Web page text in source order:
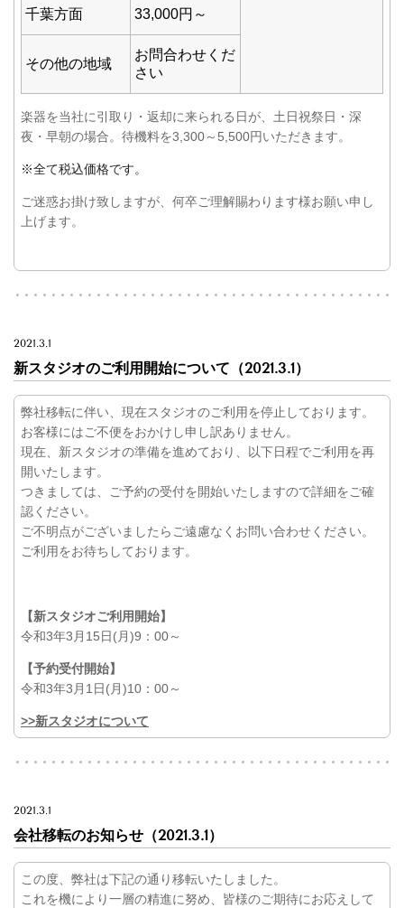
千葉方面 33,000円～
その他の地域
お問合わせくだ
さい
楽器を当社に引取り・返却に来られる日が、土日祝祭日・深
夜・早朝の場合。待機料を3,300～5,500円いただきます。
※全て税込価格です。
ご迷惑お掛け致しますが、何卒ご理解賜わります様お願い申し
上げます。
2021.3.1
新スタジオのご利用開始について（2021.3.1）
弊社移転に伴い、現在スタジオのご利用を停止しております。
お客様にはご不便をおかけし申し訳ありません。
現在、新スタジオの準備を進めており、以下日程でご利用を再
開いたします。
つきましては、ご予約の受付を開始いたしますので詳細をご確
認ください。
ご不明点がございましたらご遠慮なくお問い合わせください。
ご利用をお待ちしております。
【新スタジオご利用開始】
令和3年3月15日(月)9：00～
【予約受付開始】
令和3年3月1日(月)10：00～
>>新スタジオについて
2021.3.1
会社移転のお知らせ（2021.3.1）
この度、弊社は下記の通り移転いたしました。
これを機により一層の精進に努め、皆様のご期待にお応えして